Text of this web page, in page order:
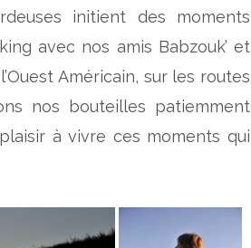
initient des moments
avec nos amis Babzouk’ et
Américain, sur les routes
nos bouteilles patiemment
à vivre ces moments qui